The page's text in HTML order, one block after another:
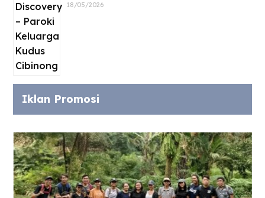
18/05/2026
Iklan Promosi